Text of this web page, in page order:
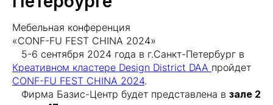
Мебельная конференция
«CONF-FU FEST CHINA 2024»
5-6 сентября 2024 года в г.Санкт-Петербург в
Креативном кластере Design District DAA пройдет
CONF-FU FEST CHINA 2024.
Фирма Базис-Центр будет представлена в зале 2